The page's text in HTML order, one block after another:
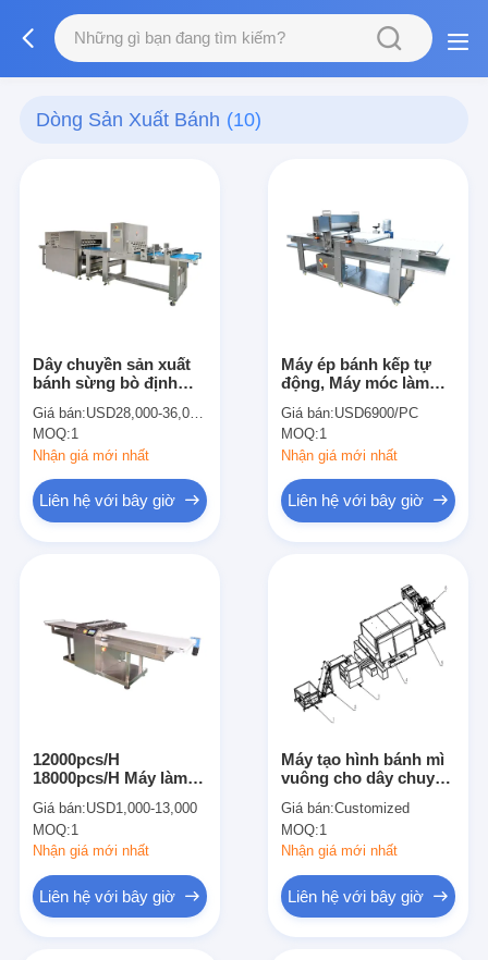
Dòng Sản Xuất Bánh (10)
Dây chuyền sản xuất
bánh sừng bò định
thương mại
Giá bán:USD28,000-36,000/set
MOQ:1
Nhận giá mới nhất
Liên hệ với bây giờ
Máy ép bánh kếp tự
động, Máy móc làm
Giá bán:USD6900/PC
MOQ:1
Nhận giá mới nhất
Liên hệ với bây giờ
12000pcs/H
18000pcs/H Máy làm
nghiệp
Giá bán:USD1,000-13,000
MOQ:1
Nhận giá mới nhất
Liên hệ với bây giờ
Máy tạo hình bánh mì
vuông cho dây chuyền
chỉnh
Giá bán:Customized
MOQ:1
Nhận giá mới nhất
Liên hệ với bây giờ